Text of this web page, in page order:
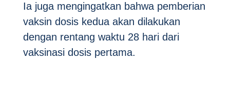
Ia juga mengingatkan bahwa pemberian
vaksin dosis kedua akan dilakukan
dengan rentang waktu 28 hari dari
vaksinasi dosis pertama.